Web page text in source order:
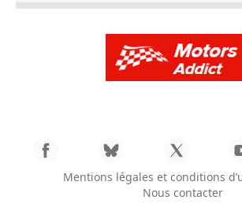
Mentions légales et conditions
Nous contacter